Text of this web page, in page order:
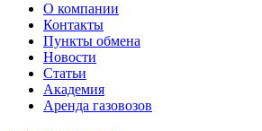
О компании
Контакты
Пункты обмена
Новости
Статьи
Академия
Аренда газовозов